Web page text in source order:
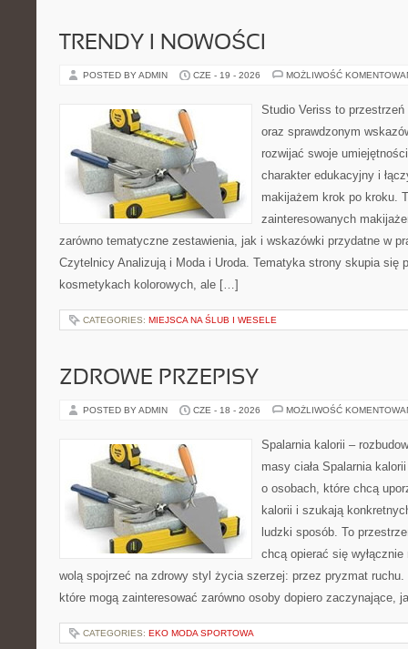
TRENDY I NOWOŚCI
POSTED BY ADMIN CZE - 19 - 2026 MOŻLIWOŚĆ
Studio Veriss to
oraz sprawdzonym
rozwijać swoje
charakter edukacyjny i
makijażem krok po kroku.
zainteresowanych
zarówno tematyczne zestawienia, jak i wskazówki przydatne w
Czytelnicy Analizują i Moda i Uroda. Tematyka strony skupia się
kosmetykach kolorowych, ale […]
CATEGORIES: MIEJSCA NA ŚLUB I WESELE
ZDROWE PRZEPISY
POSTED BY ADMIN CZE - 18 - 2026 MOŻLIWOŚĆ
Spalarnia kalorii –
masy ciała Spalarnia
o osobach, które chcą
kalorii i szukają
ludzki sposób. To
chcą opierać się
wolą spojrzeć na zdrowy styl życia szerzej: przez pryzmat
które mogą zainteresować zarówno osoby dopiero
CATEGORIES: EKO MODA SPORTOWA